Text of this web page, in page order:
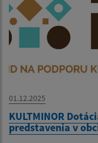
01.12.2025
KULTMINOR
predstavenia v